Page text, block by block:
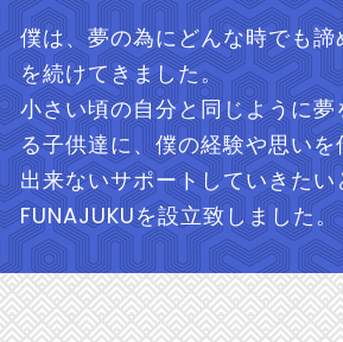
僕は、夢の為にどんな時でも
を続けてきました。
小さい頃の自分と同じように
る子供達に、僕の経験や思い
出来ないサポートしていきた
FUNAJUKUを設立致しました。